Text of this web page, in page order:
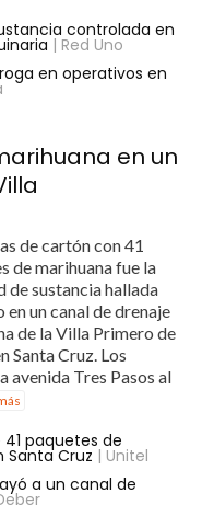
controlada en
| Red Uno
en operativos en
en un
de cartón con 41
de marihuana fue la
de sustancia hallada
un canal de drenaje
de la Villa Primero de
Santa Cruz. Los
avenida Tres Pasos al
paquetes de
Santa Cruz | Unitel
a un canal de